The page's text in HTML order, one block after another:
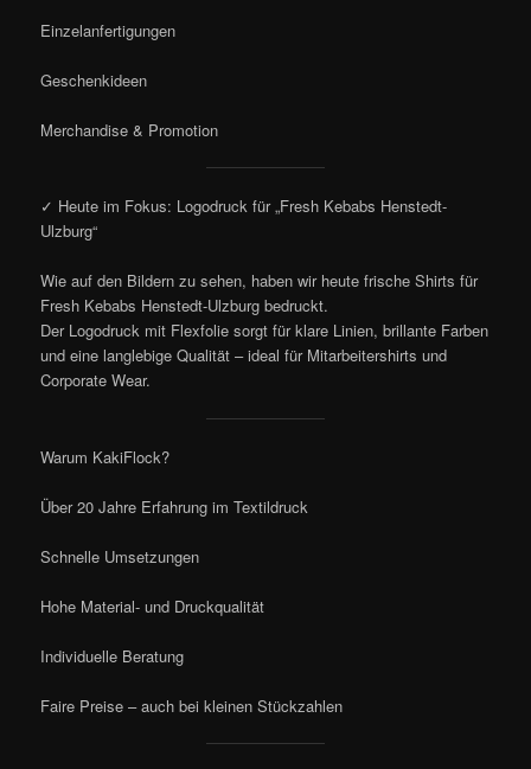
Einzelanfertigungen
Geschenkideen
Merchandise & Promotion
✓ Heute im Fokus: Logodruck für „Fresh Kebabs Henstedt-
Ulzburg“
Wie auf den Bildern zu sehen, haben wir heute frische Shirts für
Fresh Kebabs Henstedt-Ulzburg bedruckt.
Der Logodruck mit Flexfolie sorgt für klare Linien, brillante Farben
und eine langlebige Qualität – ideal für Mitarbeitershirts und
Corporate Wear.
Warum KakiFlock?
Über 20 Jahre Erfahrung im Textildruck
Schnelle Umsetzungen
Hohe Material- und Druckqualität
Individuelle Beratung
Faire Preise – auch bei kleinen Stückzahlen